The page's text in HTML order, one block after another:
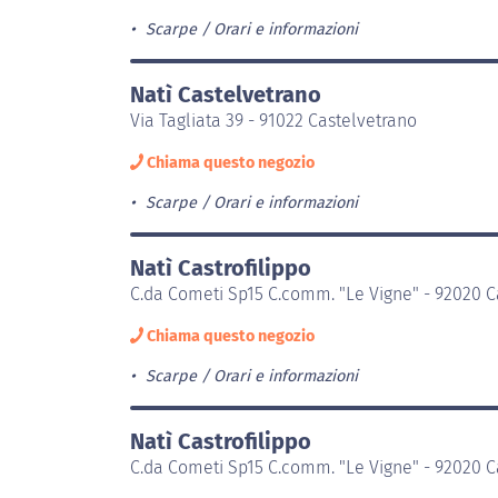
Scarpe Orari e informazioni
Natì Castelvetrano
Via Tagliata 39 - 91022 Castelvetrano
Chiama questo negozio
Scarpe Orari e informazioni
Natì Castrofilippo
C.da Cometi Sp15 C.comm. "Le Vigne" - 92020
Chiama questo negozio
Scarpe Orari e informazioni
Natì Castrofilippo
C.da Cometi Sp15 C.comm. "Le Vigne" - 92020